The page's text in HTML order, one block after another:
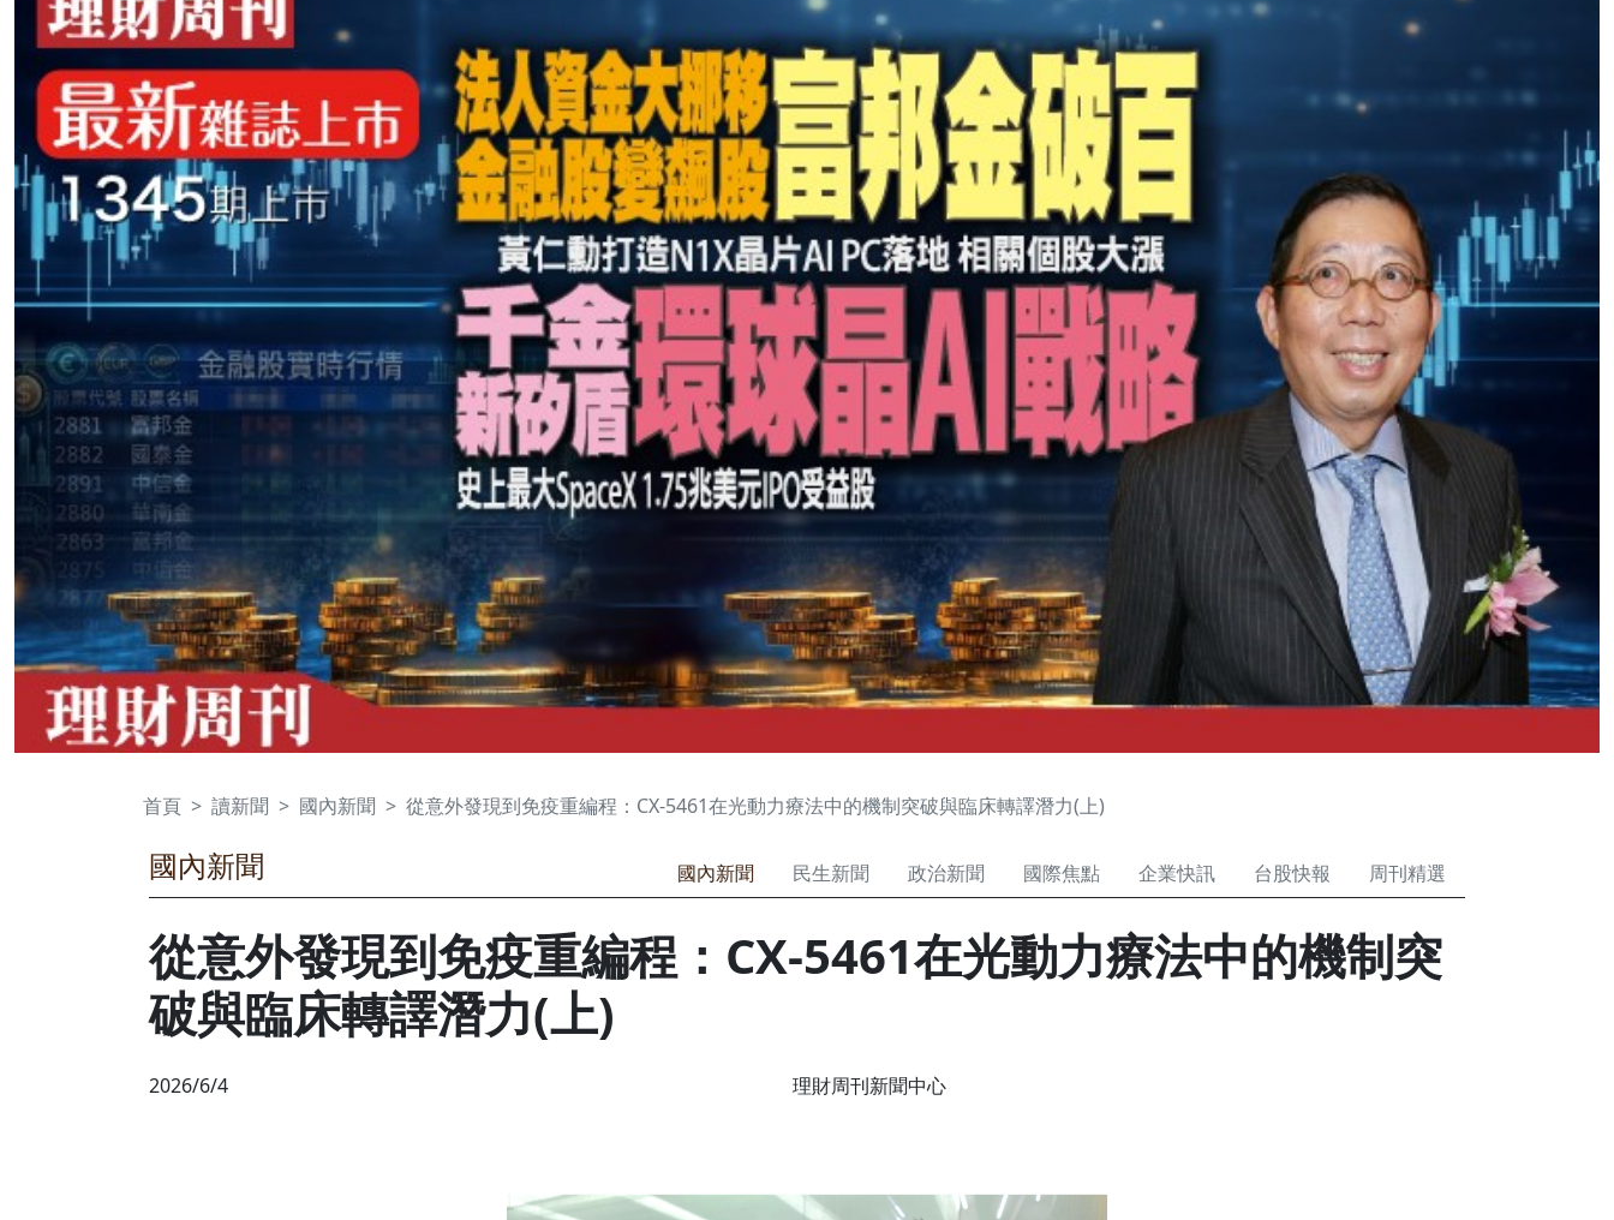
首頁 讀新聞 國內新聞 從意外發現到免疫重編程：CX-5461在光動力療法中的機制突破與臨床轉譯潛力(上)
國內新聞 國內新聞 民生新聞 政治新聞 國際焦點 企業快訊 台股快報 周刊精選
從意外發現到免疫重編程：CX-5461在光動力療法中的機制突
破與臨床轉譯潛力(上)
2026/6/4 理財周刊新聞中心